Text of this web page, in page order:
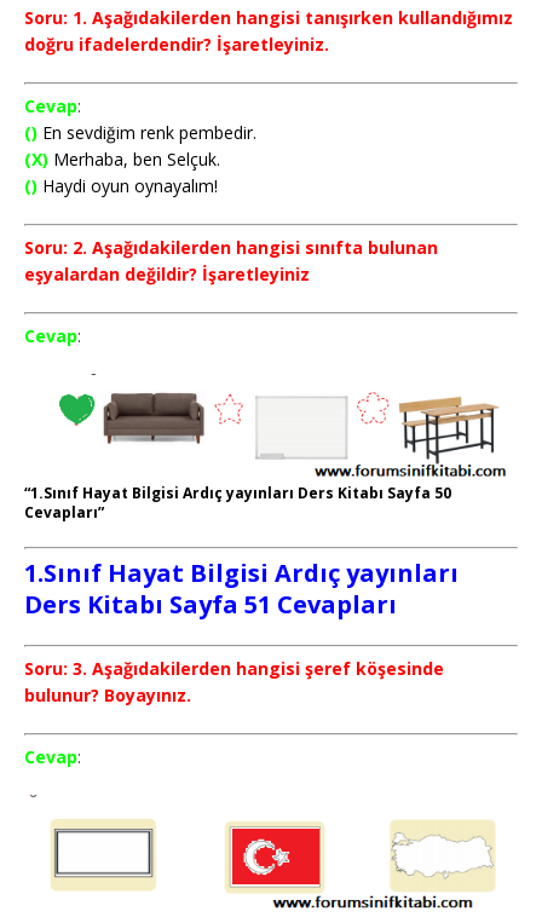
Soru: 1. Aşağıdakilerden hangisi tanışırken kullandığımız
doğru ifadelerdendir? İşaretleyiniz.
Cevap:
() En sevdiğim renk pembedir.
(X) Merhaba, ben Selçuk.
() Haydi oyun oynayalım!
Soru: 2. Aşağıdakilerden hangisi sınıfta bulunan
eşyalardan değildir? İşaretleyiniz
Cevap:
“1.Sınıf Hayat Bilgisi Ardıç yayınları Ders Kitabı Sayfa 50
Cevapları”
1.Sınıf Hayat Bilgisi Ardıç yayınları
Ders Kitabı Sayfa 51 Cevapları
Soru: 3. Aşağıdakilerden hangisi şeref köşesinde
bulunur? Boyayınız.
Cevap: